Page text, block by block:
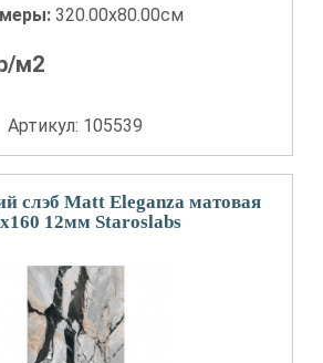
320.00x80.00см
м2
Артикул: 105539
слэб Matt Eleganza матовая
12мм Staroslabs